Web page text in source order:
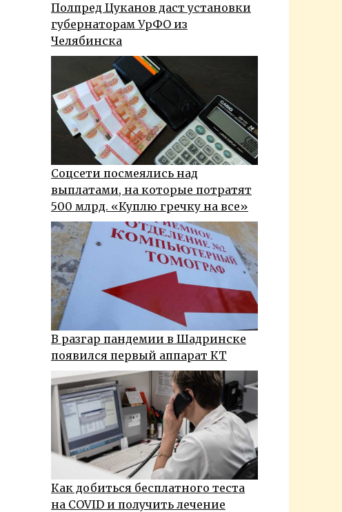
Полпред Цуканов даст установки
губернаторам УрФО из
Челябинска
Соцсети посмеялись над
выплатами, на которые потратят
500 млрд. «Куплю гречку на все»
В разгар пандемии в Шадринске
появился первый аппарат КТ
Как добиться бесплатного теста
на COVID и получить лечениe